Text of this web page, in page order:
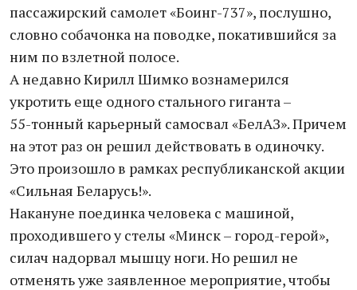
пассажирский самолет «Боинг-737», послушно,
словно собачонка на поводке, покатившийся за
ним по взлетной полосе.
А недавно Кирилл Шимко вознамерился
укротить еще одного стального гиганта –
55-тонный карьерный самосвал «БелАЗ». Причем
на этот раз он решил действовать в одиночку.
Это произошло в рамках республиканской акции
«Сильная Беларусь!».
Накануне поединка человека с машиной,
проходившего у стелы «Минск – город-герой»,
силач надорвал мышцу ноги. Но решил не
отменять уже заявленное мероприятие, чтобы